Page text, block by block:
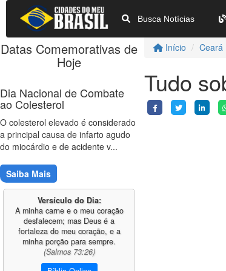
Busca Notícias
Início Ceará
Tudo
Datas Comemorativas de
Hoje
Dia Nacional de Combate
ao Colesterol
O colesterol elevado é considerado
a principal causa de infarto agudo
do miocárdio e de acidente v...
Saiba Mais
Versículo do Dia:
A minha carne e o meu coração
desfalecem; mas Deus é a
fortaleza do meu coração, e a
minha porção para sempre.
(Salmos 73:26)